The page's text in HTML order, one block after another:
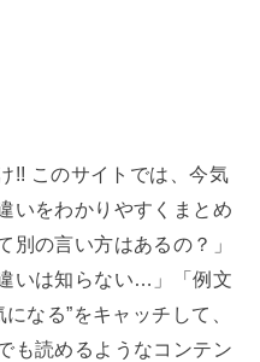
!! このサイトでは、今気
いをわかりやすくまとめ
別の言い方はあるの？」
いは知らない…」「例文
なる”をキャッチして、
も読めるようなコンテン